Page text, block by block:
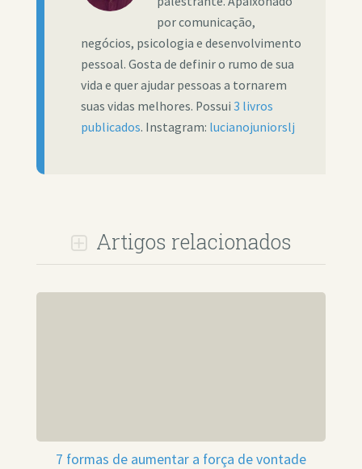
por comunicação,
negócios, psicologia e desenvolvimento
pessoal. Gosta de definir o rumo de sua
vida e quer ajudar pessoas a tornarem
suas vidas melhores. Possui 3 livros
publicados. Instagram: lucianojuniorslj
Artigos relacionados
7 formas de aumentar a força de vontade